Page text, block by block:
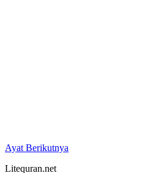
Ayat Berikutnya
Litequran.net